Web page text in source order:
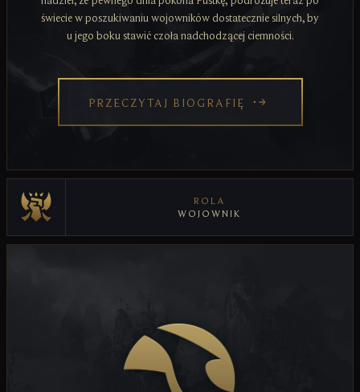
świecie w poszukiwaniu wojowników dostatecznie silnych, by
u jego boku stawić czoła nadchodzącej ciemności.
PRZECZYTAJ BIOGRAFIĘ
ROLA
WOJOWNIK